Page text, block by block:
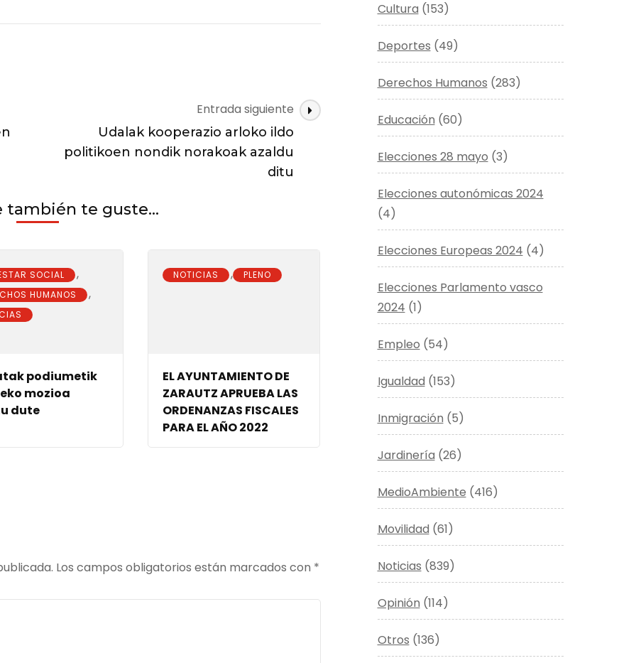
Entrada siguiente
Udalak kooperazio arloko ildo
politikoen nondik norakoak azaldu
ditu
también te guste...
SOCIAL ,
HUMANOS ,
podiumetik
mozioa
dute
NOTICIAS , PLENO
EL AYUNTAMIENTO DE
ZARAUTZ APRUEBA LAS
ORDENANZAS FISCALES
PARA EL AÑO 2022
Los campos obligatorios están marcados con *
Cultura (153)
Deportes (49)
Derechos Humanos (283)
Educación (60)
Elecciones 28 mayo (3)
Elecciones autonómicas 2024
(4)
Elecciones Europeas 2024 (4)
Elecciones Parlamento vasco
2024 (1)
Empleo (54)
Igualdad (153)
Inmigración (5)
Jardinería (26)
MedioAmbiente (416)
Movilidad (61)
Noticias (839)
Opinión (114)
Otros (136)